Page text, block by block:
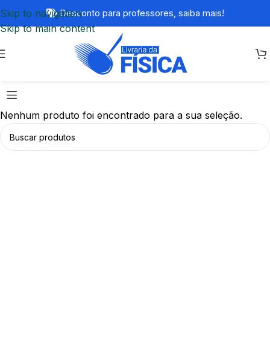
Skip to navigation
Skip to main content
Desconto para professores, saiba mais!
Nenhum produto foi encontrado para a sua seleção.